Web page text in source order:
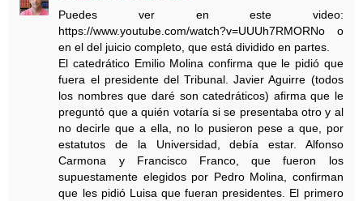
Puedes ver en este video:
https://www.youtube.com/watch?v=UUUh7RMORNo o
en el del juicio completo, que está dividido en partes.
El catedrático Emilio Molina confirma que le pidió que
fuera el presidente del Tribunal. Javier Aguirre (todos
los nombres que daré son catedráticos) afirma que le
preguntó que a quién votaría si se presentaba otro y al
no decirle que a ella, no lo pusieron pese a que, por
estatutos de la Universidad, debía estar. Alfonso
Carmona y Francisco Franco, que fueron los
supuestamente elegidos por Pedro Molina, confirman
que les pidió Luisa que fueran presidentes. El primero